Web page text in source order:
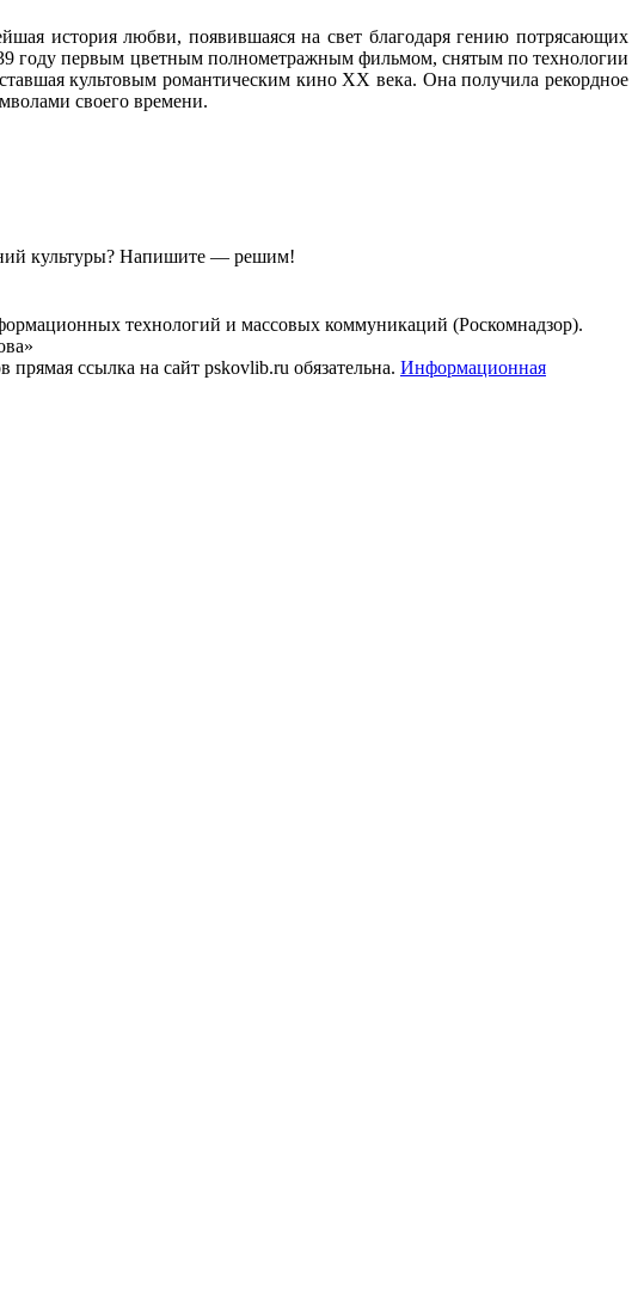
история любви, появившаяся на свет благодаря гению потрясающих
году первым цветным полнометражным фильмом, снятым по технологии
культовым романтическим кино ХХ века. Она получила рекордное
своего времени.
культуры? Напишите — решим!
технологий и массовых коммуникаций (Роскомнадзор).
ссылка на сайт pskovlib.ru обязательна. Информационная